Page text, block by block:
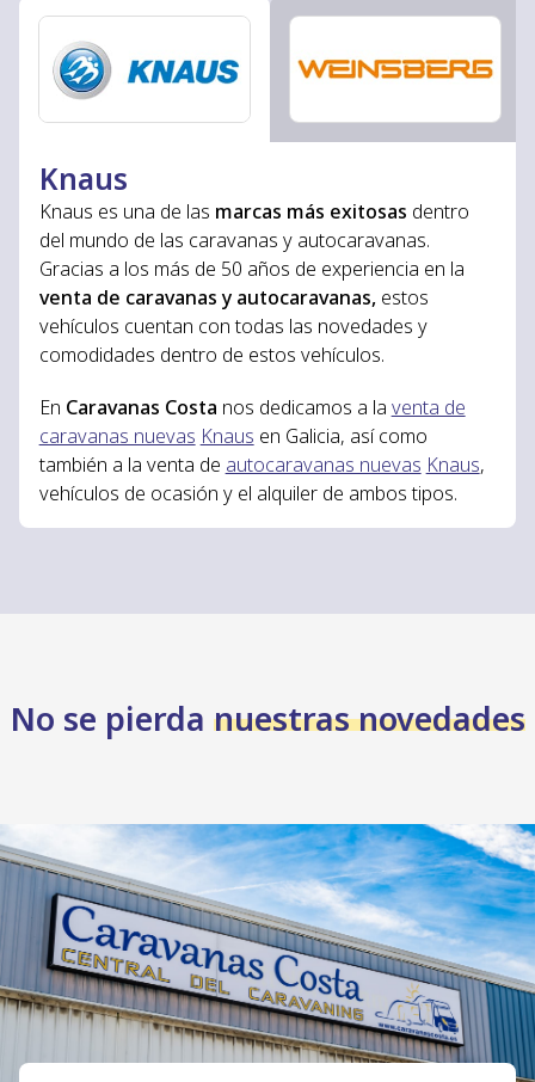
Knaus
Knaus es una de las marcas más exitosas dentro
del mundo de las caravanas y autocaravanas.
Gracias a los más de 50 años de experiencia en la
venta de caravanas y autocaravanas,estos
vehículos cuentan con todas las novedades y
comodidades dentro de estos vehículos.
En Caravanas Costa nos dedicamos a la venta de
caravanas nuevas Knaus en Galicia, así como
también a la venta de autocaravanas nuevas Knaus,
vehículos de ocasión y el alquiler de ambos tipos.
No se pierda nuestras novedades